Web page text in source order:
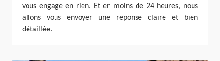
vous engage en rien. Et en moins de 24 heures, nous
allons vous envoyer une réponse claire et bien
détaillée.